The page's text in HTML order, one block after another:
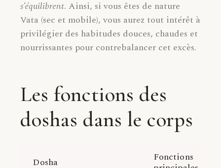
s’équilibrent. Ainsi, si vous êtes de nature
Vata (sec et mobile), vous aurez tout intérêt à
privilégier des habitudes douces, chaudes et
nourrissantes pour contrebalancer cet excès.
Les fonctions des
doshas dans le corps
Dosha
Fonctions